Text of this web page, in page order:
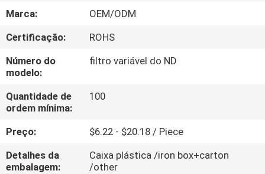
EXCURSÃO
DA
FÁBRICA
CONTROLE
DA
QUALIDADE
Marca:
OEM/ODM
Certificação:
ROHS
Número do
modelo:
filtro variável do ND
Quantidade de
ordem mínima:
100
Preço:
$6.22 - $20.18 / Piece
Detalhes da
embalagem:
Caixa plástica /iron box+carton
/other